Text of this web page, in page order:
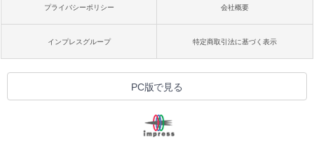
プライバシーポリシー 会社概要
インプレスグループ 特定商取引法に基づく表示
PC版で見る